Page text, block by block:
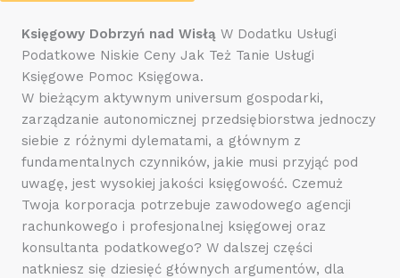
Księgowy Dobrzyń nad Wisłą W Dodatku Usługi
Podatkowe Niskie Ceny Jak Też Tanie Usługi
Księgowe Pomoc Księgowa.
W bieżącym aktywnym universum gospodarki,
zarządzanie autonomicznej przedsiębiorstwa jednoczy
siebie z różnymi dylematami, a głównym z
fundamentalnych czynników, jakie musi przyjąć pod
uwagę, jest wysokiej jakości księgowość. Czemuż
Twoja korporacja potrzebuje zawodowego agencji
rachunkowego i profesjonalnej księgowej oraz
konsultanta podatkowego? W dalszej części
natkniesz się dziesięć głównych argumentów, dla